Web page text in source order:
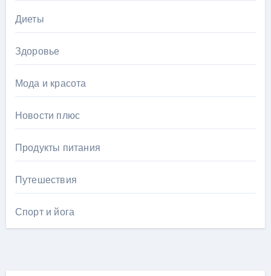
Диеты
Здоровье
Мода и красота
Новости плюс
Продукты питания
Путешествия
Спорт и йога